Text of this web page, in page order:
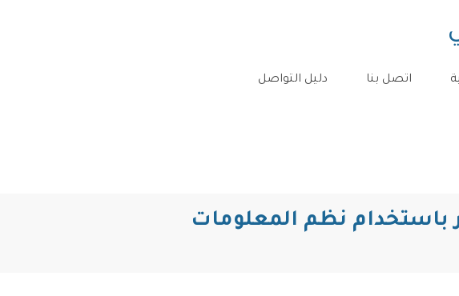
اتصل بنا دليل التواصل
نظم المعلومات